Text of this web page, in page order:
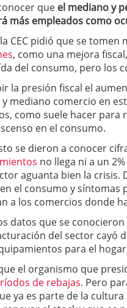
que el mediano y
más empleados como
CEC pidió que se
, como una mejora
del consumo, pero los
la presión fiscal el
mediano comercio en
como suele hacer para
en el consumo.
se dieron a conocer
no llega ni a un
aguanta bien la crisis.
el consumo y
a los comercios donde
datos que se
del sector cayó
para el
el organismo que
de rebajas. Pero
ya es parte de la